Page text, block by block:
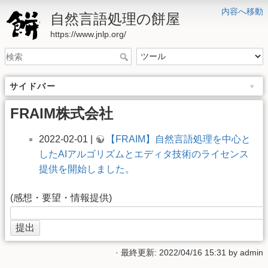
内容へ移動
自然言語処理の餅屋
https://www.jnlp.org/
サイドバー
FRAIM株式会社
2022-02-01 |
【FRAIM】自然言語処理を中心と
したAIアルゴリズムとエディタ技術のライセンス
提供を開始しました。
(感想・要望・情報提供)
· 最終更新: 2022/04/16 15:31 by admin